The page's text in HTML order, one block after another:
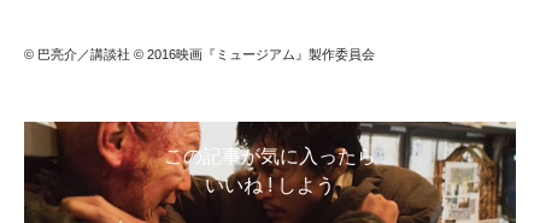
© 巴亮介／講談社 © 2016映画『ミュージアム』製作委員会
この記事が気に入ったら
いいね ! しよう